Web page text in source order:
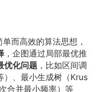
而高效的算法思想，
，企图通过局部最优推
优化问题 ，比如区间调
）、最小生成树（Krus
合并最小频率）等